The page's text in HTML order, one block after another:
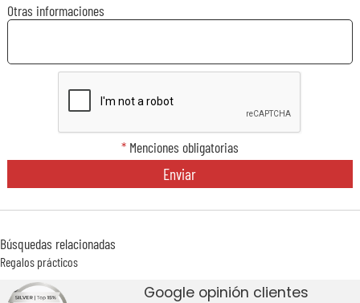
Otras informaciones
*Menciones obligatorias
Enviar
Búsquedas relacionadas
Regalos prácticos
Google opinión clientes